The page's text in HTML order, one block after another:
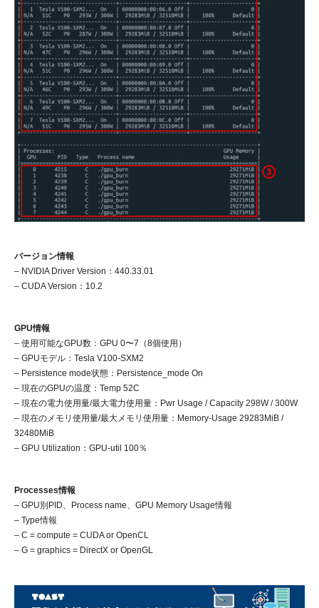
バージョン情報
– NVIDIA Driver Version：440.33.01
– CUDA Version：10.2
GPU情報
– 使用可能なGPU数：GPU 0〜7（8個使用）
– GPUモデル：Tesla V100-SXM2
– Persistence mode状態：Persistence_mode On
– 現在のGPUの温度：Temp 52C
– 現在の電力使用量/最大電力使用量：Pwr Usage / Capacity 298W / 300W
– 現在のメモリ使用量/最大メモリ使用量：Memory-Usage 29283MiB /
32480MiB
– GPU Utilization：GPU-util 100％
Processes情報
– GPU別PID、Process name、GPU Memory Usage情報
– Type情報
– C = compute = CUDA or OpenCL
– G = graphics = DirectX or OpenGL